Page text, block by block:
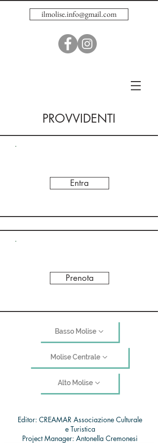
ilmolise.info@gmail.com
PROVVIDENTI
Entra
Prenota
Basso Molise
Molise Centrale
Alto Molise
Editor: CREAMAR Associazione Culturale
e Turistica
Project Manager: Antonella Cremonesi